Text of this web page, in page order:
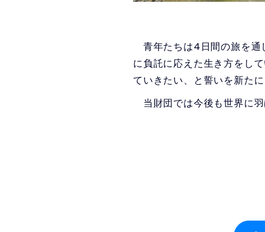
青年たちは4日間の旅を通
に負託に応えた生き方をし
ていきたい、と誓いを新た
当財団では今後も世界に羽